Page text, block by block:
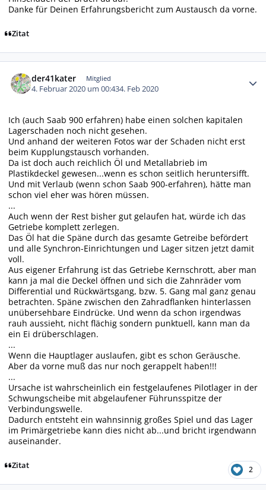
Danke für Deinen Erfahrungsbericht zum Austausch da vorne.
Zitat
der41kater Mitglied
4. Februar 2020 um 00:434. Feb 2020
Ich (auch Saab 900 erfahren) habe einen solchen kapitalen
Lagerschaden noch nicht gesehen.
Und anhand der weiteren Fotos war der Schaden nicht erst
beim Kupplungstausch vorhanden.
Da ist doch auch reichlich Öl und Metallabrieb im
Plastikdeckel gewesen...wenn es schon seitlich heruntersifft.
Und mit Verlaub (wenn schon Saab 900-erfahren), hätte man
schon viel eher was hören müssen.
...
Auch wenn der Rest bisher gut gelaufen hat, würde ich das
Getriebe komplett zerlegen.
Das Öl hat die Späne durch das gesamte Getreibe befördert
und alle Synchron-Einrichtungen und Lager sitzen jetzt damit
voll.
Aus eigener Erfahrung ist das Getriebe Kernschrott, aber man
kann ja mal die Deckel öffnen und sich die Zahnräder vom
Differential und Rückwärtsgang, bzw. 5. Gang mal ganz genau
betrachten. Späne zwischen den Zahradflanken hinterlassen
unübersehbare Eindrücke. Und wenn da schon irgendwas
rauh aussieht, nicht flächig sondern punktuell, kann man da
ein Ei drüberschlagen.
...
Wenn die Hauptlager auslaufen, gibt es schon Geräusche.
Aber da vorne muß das nur noch gerappelt haben!!!
...
Ursache ist wahrscheinlich ein festgelaufenes Pilotlager in der
Schwungscheibe mit abgelaufener Führunsspitze der
Verbindungswelle.
Dadurch entsteht ein wahnsinnig großes Spiel und das Lager
im Primärgetriebe kann dies nicht ab...und bricht irgendwann
auseinander.
Zitat 2